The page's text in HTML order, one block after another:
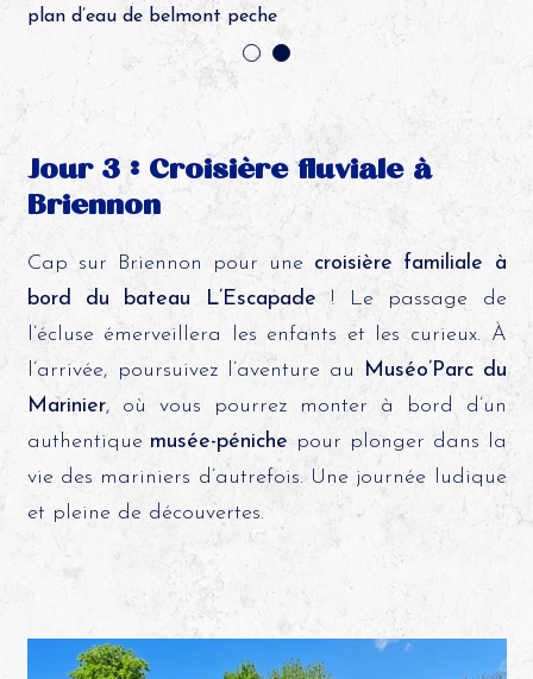
plan d’eau de belmont peche
Jour 3 : Croisière fluviale à
Briennon
Cap sur Briennon pour une croisière familiale à
bord du bateau L’Escapade ! Le passage de
l’écluse émerveillera les enfants et les curieux. À
l’arrivée, poursuivez l’aventure au
Muséo’Parc du
Marinier, où vous pourrez monter à bord d’un
authentique musée-péniche pour plonger dans la
vie des mariniers d’autrefois. Une journée ludique
et pleine de découvertes.